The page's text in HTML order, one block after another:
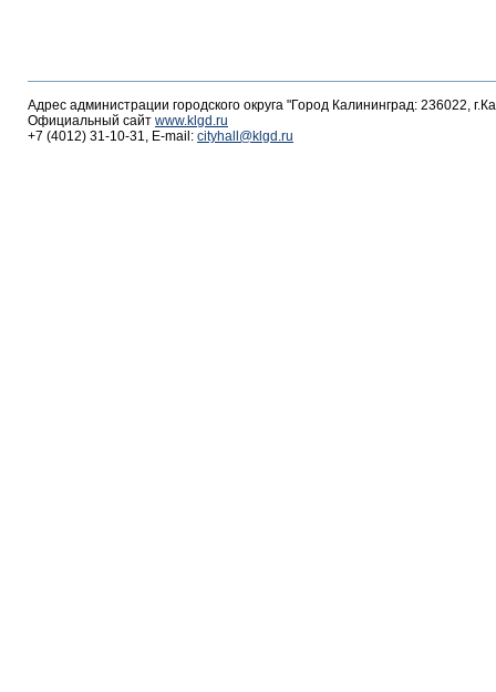
Адрес администрации городского округа "Город Калининград: 236022,
Официальный сайт www.klgd.ru
+7 (4012) 31-10-31, E-mail: cityhall@klgd.ru